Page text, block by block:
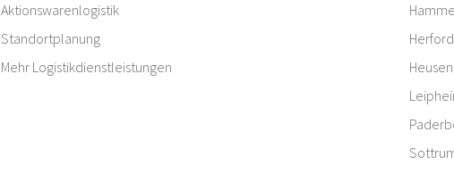
Aktionswarenlogistik
Standortplanung
Mehr Logistikdienstleistungen
Herford